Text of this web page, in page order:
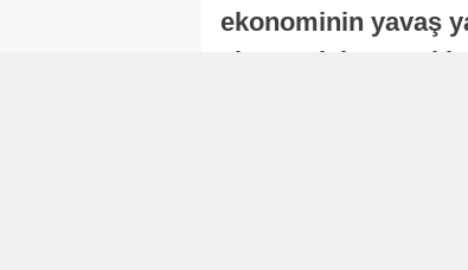
ekonominin yavaş
ekonomisi,